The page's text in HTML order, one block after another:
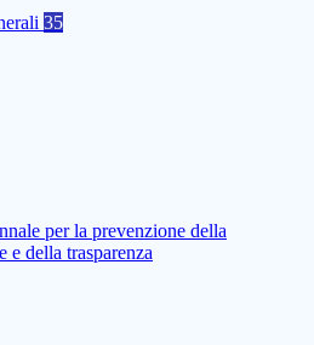
35
per la prevenzione della
e della trasparenza